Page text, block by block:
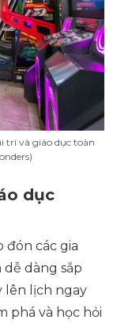
trí và giáo dục toàn
dục
đón các gia
dàng sắp
lên lịch ngay
phá và học hỏi